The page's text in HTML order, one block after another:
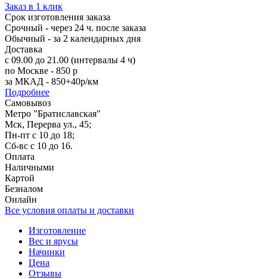
Заказ в 1 клик
Срок изготовления заказа
Срочный - через 24 ч. после заказа
Обычный - за 2 календарных дня
Доставка
с 09.00 до 21.00 (интервалы 4 ч)
по Москве - 850 р
за МКАД - 850+40р/км
Подробнее
Самовывоз
Метро "Братиславская"
Мск, Перерва ул., 45;
Пн-пт с 10 до 18;
Сб-вс с 10 до 16.
Оплата
Наличными
Картой
Безналом
Онлайн
Все условия оплаты и доставки
Изготовление
Вес и ярусы
Начинки
Цена
Отзывы